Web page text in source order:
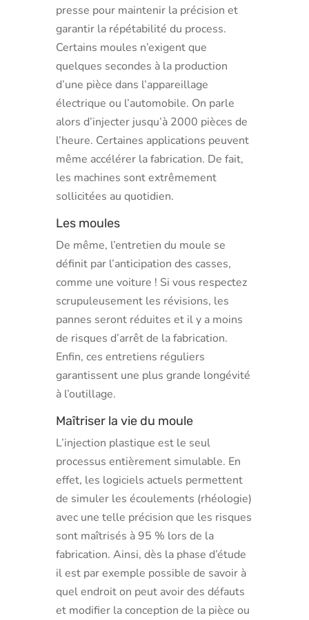
presse pour maintenir la précision et
garantir la répétabilité du process.
Certains moules n’exigent que
quelques secondes à la production
d’une pièce dans l’appareillage
électrique ou l’automobile. On parle
alors d’injecter jusqu’à 2000 pièces de
l’heure. Certaines applications peuvent
même accélérer la fabrication. De fait,
les machines sont extrêmement
sollicitées au quotidien.
Les moules
De même, l’entretien du moule se
définit par l’anticipation des casses,
comme une voiture ! Si vous respectez
scrupuleusement les révisions, les
pannes seront réduites et il y a moins
de risques d’arrêt de la fabrication.
Enfin, ces entretiens réguliers
garantissent une plus grande longévité
à l’outillage.
Maîtriser la vie du moule
L’injection plastique est le seul
processus entièrement simulable. En
effet, les logiciels actuels permettent
de simuler les écoulements (rhéologie)
avec une telle précision que les risques
sont maîtrisés à 95 % lors de la
fabrication. Ainsi, dès la phase d’étude
il est par exemple possible de savoir à
quel endroit on peut avoir des défauts
et modifier la conception de la pièce ou